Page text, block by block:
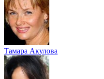
Тамара Акулова